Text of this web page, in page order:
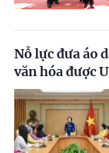
Nỗ lực đưa áo
văn hóa được